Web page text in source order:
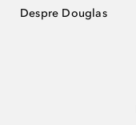
Despre Douglas